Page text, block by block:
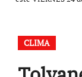
CLIMA